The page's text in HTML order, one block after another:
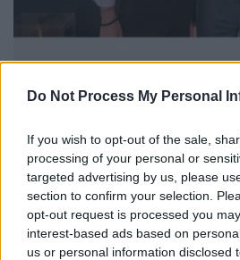
Do Not Process My Personal
If you wish to opt-out of the sale,
processing of your personal or
targeted advertising by us, please
section to confirm your selection.
opt-out request is processed you
interest-based ads based on
us or personal information disclosed
Αλέξης Τσίπρας με Μάριο Αθανασίου